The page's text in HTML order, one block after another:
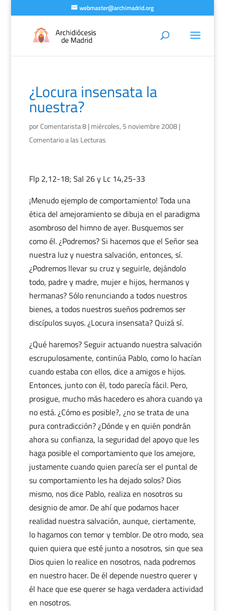
webmaster@archimadrid.org
¿Locura insensata la
nuestra?
porComentarista 8| miércoles, 5 noviembre 2008|
Comentario a las Lecturas
Flp 2,12-18; Sal 26 y Lc 14,25-33
¡Menudo ejemplo de comportamiento! Toda una
ética del amejoramiento se dibuja en el paradigma
asombroso del himno de ayer. Busquemos ser
como él. ¿Podremos? Si hacemos que el Señor sea
nuestra luz y nuestra salvación, entonces, sí.
¿Podremos llevar su cruz y seguirle, dejándolo
todo, padre y madre, mujer e hijos, hermanos y
hermanas? Sólo renunciando a todos nuestros
bienes, a todos nuestros sueños podremos ser
discípulos suyos. ¿Locura insensata? Quizá sí.
¿Qué haremos? Seguir actuando nuestra salvación
escrupulosamente, continúa Pablo, como lo hacían
cuando estaba con ellos, dice a amigos e hijos.
Entonces, junto con él, todo parecía fácil. Pero,
prosigue, mucho más hacedero es ahora cuando ya
no está. ¿Cómo es posible?, ¿no se trata de una
pura contradicción? ¿Dónde y en quién pondrán
ahora su confianza, la seguridad del apoyo que les
haga posible el comportamiento que los amejore,
justamente cuando quien parecía ser el puntal de
su comportamiento les ha dejado solos? Dios
mismo, nos dice Pablo, realiza en nosotros su
designio de amor. De ahí que podamos hacer
realidad nuestra salvación, aunque, ciertamente,
lo hagamos con temor y temblor. De otro modo, sea
quien quiera que esté junto a nosotros, sin que sea
Dios quien lo realice en nosotros, nada podremos
en nuestro hacer. De él depende nuestro querer y
él hace que ese querer se haga verdadera actividad
en nosotros.